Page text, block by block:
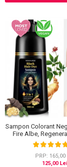
Sampon Colorant
Fire Albe,
Ghimbir,
PRP: 165,00
125,00 Lei